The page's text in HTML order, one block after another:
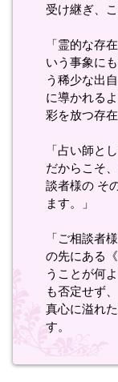
受け継ぎ、
「霊的な存
いう事象に
う稀少な出
に導かれる
彩を放つ存在
「占い師と
だからこそ
談者様の そ
ます。」
「ご相談者
の先にある
うことが何
も否定せず
真心に溢れ
す。